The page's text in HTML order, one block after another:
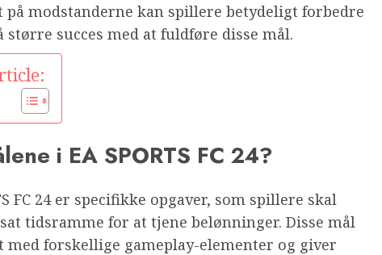
modstanderne kan spillere betydeligt forbedre
succes med at fuldføre disse mål.
i EA SPORTS FC 24?
FC 24 er specifikke opgaver, som spillere skal
tidsramme for at tjene belønninger. Disse mål
forskellige gameplay-elementer og giver